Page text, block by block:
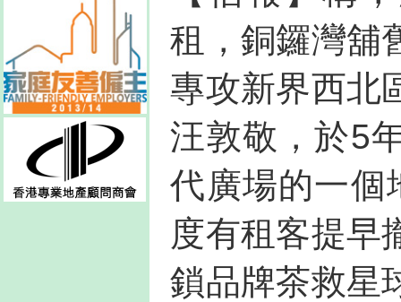
租，銅鑼灣舖
專攻新界西北
汪敦敬，於5
代廣場的一個
度有租客提早
鎖品牌茶救星